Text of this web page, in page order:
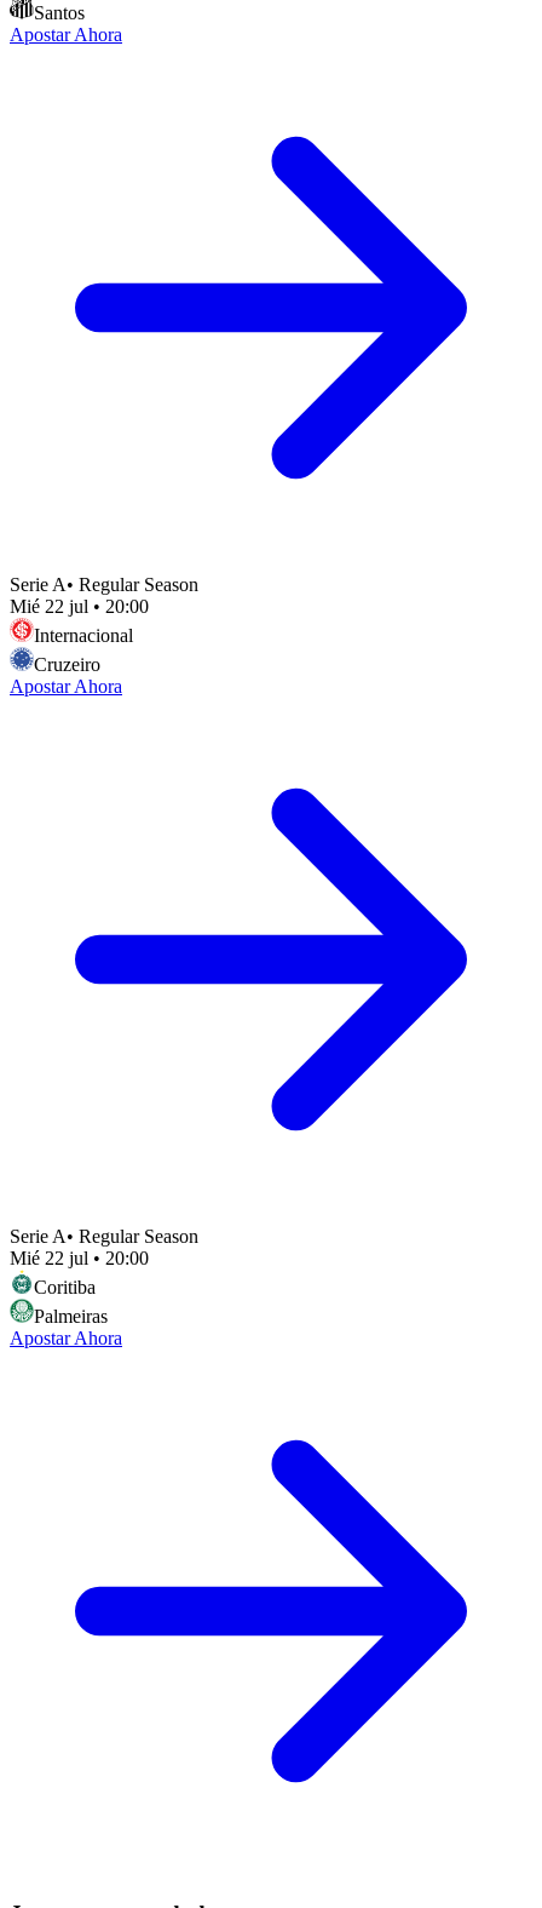
Santos
Apostar Ahora
Serie A• Regular Season
Mié 22 jul • 20:00
Internacional
Cruzeiro
Apostar Ahora
Serie A• Regular Season
Mié 22 jul • 20:00
Coritiba
Palmeiras
Apostar Ahora